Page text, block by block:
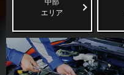
中部
エリア